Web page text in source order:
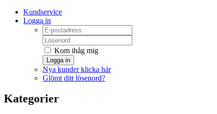
Kundservice
Logga in
Kom ihåg mig
Logga in
Nya kunder klicka här
Glömt ditt lösenord?
Kategorier